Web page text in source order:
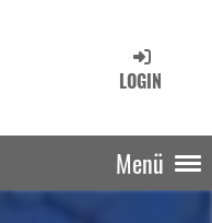
LOGIN
Menü